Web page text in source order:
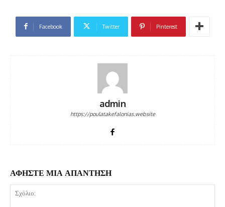
Facebook Twitter Pinterest
admin
https://poulatakefalonias.website
ΑΦΗΣΤΕ ΜΙΑ ΑΠΑΝΤΗΣΗ